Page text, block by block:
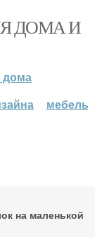
ДОМА И
дома
мебель
на маленькой